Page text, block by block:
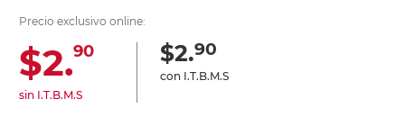
Precio exclusivo online:
$2.90
sin I.T.B.M.S
$2.90
con I.T.B.M.S